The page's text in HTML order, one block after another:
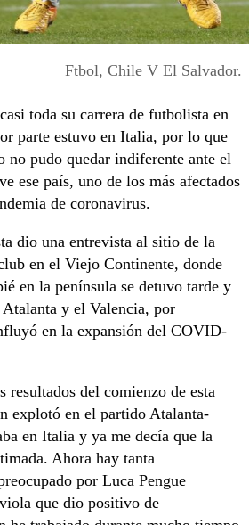
Ftbol, Chile V El Salvador.
toda su carrera de futbolista en
parte estuvo en Italia, por lo que
no pudo quedar indiferente ante el
ese país, uno de los más afectados
de coronavirus.
dio una entrevista al sitio de la
en el Viejo Continente, donde
en la península se detuvo tarde y
y el Valencia, por
en la expansión del COVID-
resultados del comienzo de esta
explotó en el partido Atalanta-
en Italia y ya me decía que la
Ahora hay tanta
por Luca Pengue
que dio positivo de